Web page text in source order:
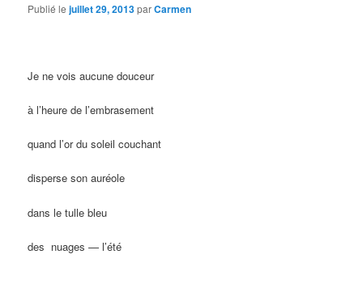
Publié lejuillet 29, 2013parCarmen
Je ne vois aucune douceur
à l’heure de l’embrasement
quand l’or du soleil couchant
disperse son auréole
dans le tulle bleu
des nuages — l’été